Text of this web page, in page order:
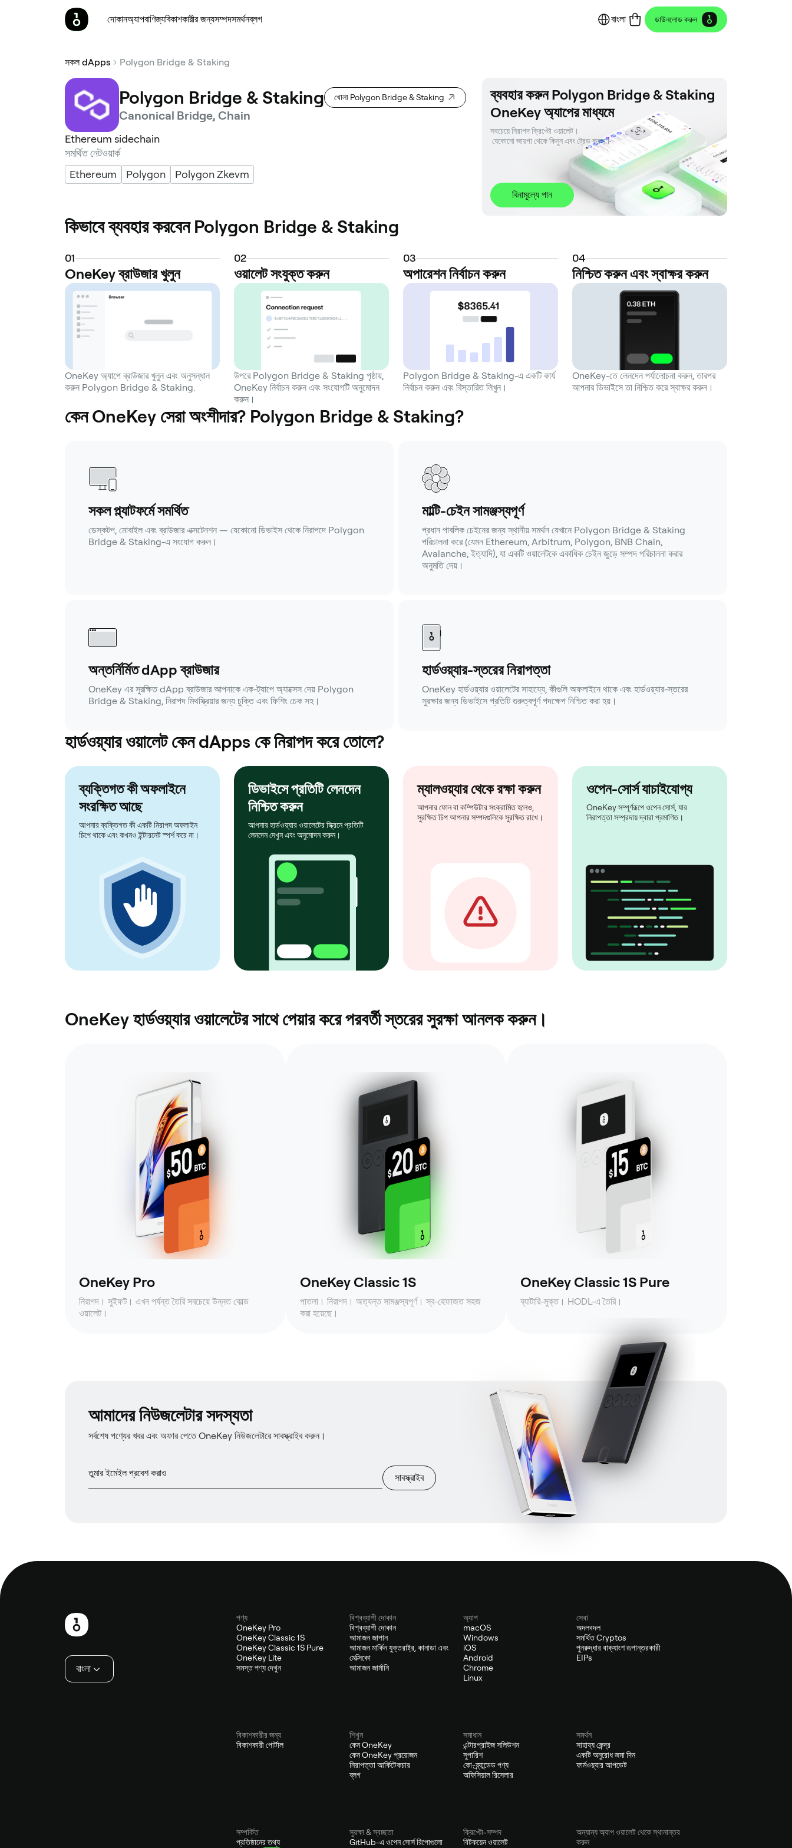
দোকানঅ্যাপবাণিজ্যবিকাশকারীর জন্যসম্পদসমর্থনব্লগ বাংলা ডাউনলোড করুন
সকল dApps Polygon Bridge & Staking
Polygon Bridge & Staking খোলা Polygon Bridge & Staking
Canonical Bridge, Chain
Ethereum sidechain
সমর্থিত নেটওয়ার্ক
Ethereum
Polygon Polygon Zkevm
ব্যবহার করুন Polygon Bridge & Staking
OneKey অ্যাপের মাধ্যমে
সবচেয়ে নিরাপদ ক্রিপ্টো ওয়ালেট।
যেকোনো জায়গা থেকে কিনুন এবং ট্রেড করুন।
বিনামূল্যে পান
কিভাবে ব্যবহার করবেন Polygon Bridge & Staking
01
OneKey ব্রাউজার খুলুন
OneKey অ্যাপে ব্রাউজার খুলুন এবং অনুসন্ধান
করুন Polygon Bridge & Staking.
02
ওয়ালেট সংযুক্ত করুন
উপরে Polygon Bridge & Staking পৃষ্ঠায়,
OneKey নির্বাচন করুন এবং সংযোগটি অনুমোদন
করুন।
03
অপারেশন নির্বাচন করুন
Polygon Bridge & Staking-এ একটি কার্য
নির্বাচন করুন এবং বিস্তারিত লিখুন।
04
নিশ্চিত করুন এবং স্বাক্ষর করুন
OneKey-তে লেনদেন পর্যালোচনা করুন, তারপর
আপনার ডিভাইসে তা নিশ্চিত করে স্বাক্ষর করুন।
কেন OneKey সেরা অংশীদার? Polygon Bridge & Staking?
সকল প্ল্যাটফর্মে সমর্থিত
ডেস্কটপ, মোবাইল এবং ব্রাউজার এক্সটেনশন — যেকোনো ডিভাইস থেকে নিরাপদে Polygon
Bridge & Staking-এ সংযোগ করুন।
মাল্টি-চেইন সামঞ্জস্যপূর্ণ
প্রধান পাবলিক চেইনের জন্য স্থানীয় সমর্থন যেখানে Polygon Bridge & Staking
পরিচালনা করে (যেমন Ethereum, Arbitrum, Polygon, BNB Chain,
Avalanche, ইত্যাদি), যা একটি ওয়ালেটকে একাধিক চেইন জুড়ে সম্পদ পরিচালনা করার
অনুমতি দেয়।
অন্তর্নির্মিত dApp ব্রাউজার
OneKey এর সুরক্ষিত dApp ব্রাউজার আপনাকে এক-ট্যাপে অ্যাক্সেস দেয় Polygon
Bridge & Staking, নিরাপদ মিথস্ক্রিয়ার জন্য চুক্তি এবং ফিশিং চেক সহ।
হার্ডওয়্যার-স্তরের নিরাপত্তা
OneKey হার্ডওয়্যার ওয়ালেটের সাহায্যে, কীগুলি অফলাইনে থাকে এবং হার্ডওয়্যার-স্তরের
সুরক্ষার জন্য ডিভাইসে প্রতিটি গুরুত্বপূর্ণ পদক্ষেপ নিশ্চিত করা হয়।
হার্ডওয়্যার ওয়ালেট কেন dApps কে নিরাপদ করে তোলে?
ব্যক্তিগত কী অফলাইনে
সংরক্ষিত আছে
আপনার ব্যক্তিগত কী একটি নিরাপদ অফলাইন
চিপে থাকে এবং কখনও ইন্টারনেট স্পর্শ করে না।
ডিভাইসে প্রতিটি লেনদেন
নিশ্চিত করুন
আপনার হার্ডওয়্যার ওয়ালেটের স্ক্রিনে প্রতিটি
লেনদেন দেখুন এবং অনুমোদন করুন।
ম্যালওয়্যার থেকে রক্ষা করুন
আপনার ফোন বা কম্পিউটার সংক্রামিত হলেও,
সুরক্ষিত চিপ আপনার সম্পদগুলিকে সুরক্ষিত রাখে।
ওপেন-সোর্স যাচাইযোগ্য
OneKey সম্পূর্ণরূপে ওপেন সোর্স, যার
নিরাপত্তা সম্প্রদায় দ্বারা প্রমাণিত।
OneKey হার্ডওয়্যার ওয়ালেটের সাথে পেয়ার করে পরবর্তী স্তরের সুরক্ষা আনলক করুন।
OneKey Pro
নিরাপদ। সুইফট। এখন পর্যন্ত তৈরি সবচেয়ে উন্নত কোল্ড
ওয়ালেট।
OneKey Classic 1S
পাতলা। নিরাপদ। অত্যন্ত সামঞ্জস্যপূর্ণ। স্ব-হেফাজত সহজ
করা হয়েছে।
OneKey Classic 1S Pure
ব্যাটারি-মুক্ত। HODL-এ তৈরি।
আমাদের নিউজলেটার সদস্যতা
সর্বশেষ পণ্যের খবর এবং অফার পেতে OneKey নিউজলেটারে সাবস্ক্রাইব করুন।
সাবস্ক্রাইব
বাংলা
পণ্য
OneKey Pro
OneKey Classic 1S
OneKey Classic 1S Pure
OneKey Lite
সমস্ত পণ্য দেখুন
বিশ্বব্যাপী দোকান
বিশ্বব্যাপী দোকান
আমাজন জাপান
আমাজন মার্কিন যুক্তরাষ্ট্র, কানাডা এবং
মেক্সিকো
আমাজন জার্মানি
অ্যাপ
macOS
Windows
iOS
Android
Chrome
Linux
সেবা
অদলবদল
সমর্থিত Cryptos
পুনরুদ্ধার বাক্যাংশ রূপান্তরকারী
EIPs
বিকাশকারীর জন্য
বিকাশকারী পোর্টাল
শিখুন
কেন OneKey
কেন OneKey প্রয়োজন
নিরাপত্তা আর্কিটেকচার
ব্লগ
সমাধান
এন্টারপ্রাইজ সলিউশন
সুপারিশ
কো-ব্র্যান্ডেড পণ্য
অফিসিয়াল রিসেলার
সমর্থন
সাহায্য কেন্দ্র
একটি অনুরোধ জমা দিন
ফার্মওয়্যার আপডেট
সম্পর্কিত
প্রতিষ্ঠানের তথ্য
সুরক্ষা & স্বচ্ছতা
GitHub-এ ওপেন সোর্স রিপোগুলো
ক্রিপ্টো-সম্পদ
বিটকয়েন ওয়ালেট
অন্যান্য অ্যাপ ওয়ালেট থেকে স্থানান্তর
করুন